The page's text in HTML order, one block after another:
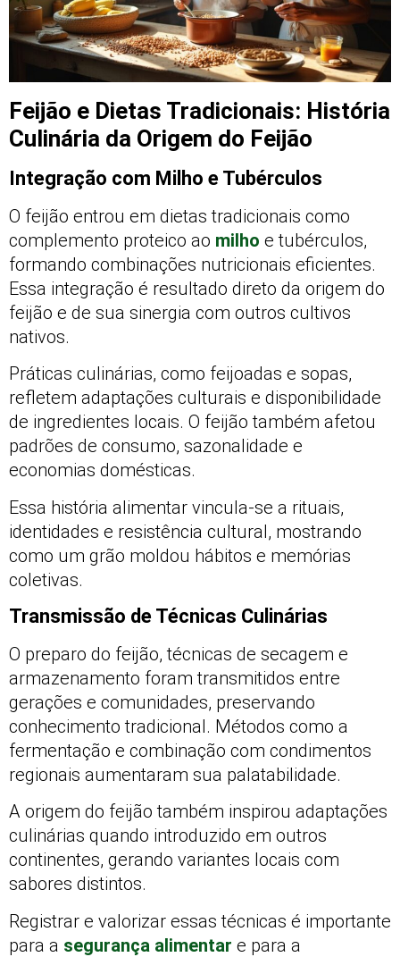
Feijão e Dietas Tradicionais: História
Culinária da Origem do Feijão
Integração com Milho e Tubérculos
O feijão entrou em dietas tradicionais como
complemento proteico ao milho e tubérculos,
formando combinações nutricionais eficientes.
Essa integração é resultado direto da origem do
feijão e de sua sinergia com outros cultivos
nativos.
Práticas culinárias, como feijoadas e sopas,
refletem adaptações culturais e disponibilidade
de ingredientes locais. O feijão também afetou
padrões de consumo, sazonalidade e
economias domésticas.
Essa história alimentar vincula-se a rituais,
identidades e resistência cultural, mostrando
como um grão moldou hábitos e memórias
coletivas.
Transmissão de Técnicas Culinárias
O preparo do feijão, técnicas de secagem e
armazenamento foram transmitidos entre
gerações e comunidades, preservando
conhecimento tradicional. Métodos como a
fermentação e combinação com condimentos
regionais aumentaram sua palatabilidade.
A origem do feijão também inspirou adaptações
culinárias quando introduzido em outros
continentes, gerando variantes locais com
sabores distintos.
Registrar e valorizar essas técnicas é importante
para a segurança alimentar e para a